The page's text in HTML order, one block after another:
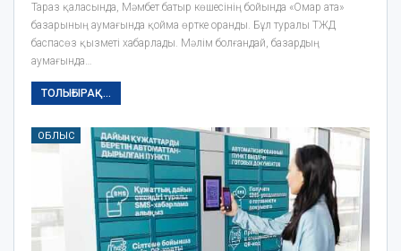
Тараз қаласында, Мәмбет батыр көшесінің бойында «Омар ата»
базарының аумағында қойма өртке оранды. Бұл туралы ТЖД
баспасөз қызметі хабарлады. Мәлім болғандай, базардың
аумағында…
ТОЛЫҒЫРАҚ...
ОБЛЫС